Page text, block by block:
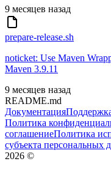
9 месяцев назад
prepare-release.sh
noticket: Use Maven
Maven 3.9.11
9 месяцев назад
README.md
Документация
Политика
соглашениеПолитика
субъекта персональных
2026 ©